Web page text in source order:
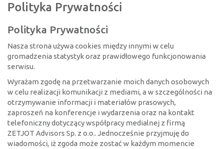
Polityka Prywatności
Polityka Prywatności
Nasza strona używa cookies między innymi w celu
gromadzenia statystyk oraz prawidłowego funkcjonowania
serwisu.
Wyrażam zgodę na przetwarzanie moich danych osobowych
w celu realizacji komunikacji z mediami, a w szczególności na
otrzymywanie informacji i materiałów prasowych,
zaproszeń na konferencje i wydarzenia oraz na kontakt
telefoniczny dotyczący współpracy medialnej z firmą
ZETJOT Advisors Sp. z o.o.. Jednocześnie przyjmuję do
wiadomości, iż zgoda może zostać w każdym momencie